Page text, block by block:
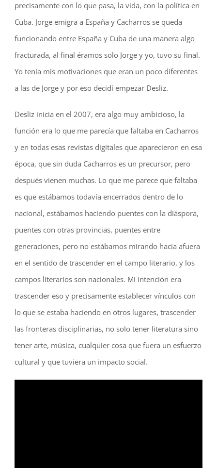
precisamente con lo que pasa, la vida, con la política en
Cuba. Jorge emigra a España y Cacharros se queda
funcionando entre España y Cuba de una manera algo
fracturada, al final éramos solo Jorge y yo, tuvo su final.
Yo tenía mis motivaciones que eran un poco diferentes
a las de Jorge y por eso decidí empezar Desliz.
Desliz inicia en el 2007, era algo muy ambicioso, la
función era lo que me parecía que faltaba en Cacharros
y en todas esas revistas digitales que aparecieron en esa
época, que sin duda Cacharros es un precursor, pero
después vienen muchas. Lo que me parece que faltaba
es que estábamos todavía encerrados dentro de lo
nacional, estábamos haciendo puentes con la diáspora,
puentes con otras provincias, puentes entre
generaciones, pero no estábamos mirando hacia afuera
en el sentido de trascender en el campo literario, y los
campos literarios son nacionales. Mi intención era
trascender eso y precisamente establecer vínculos con
lo que se estaba haciendo en otros lugares, trascender
las fronteras disciplinarias, no solo tener literatura sino
tener arte, música, cualquier cosa que fuera un esfuerzo
cultural y que tuviera un impacto social.